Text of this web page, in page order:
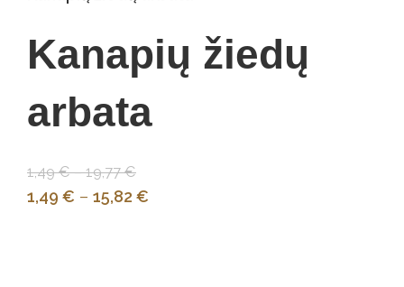
Kanapių žiedų
arbata
1,49€ – 19,77€
1,49 € – 15,82 €